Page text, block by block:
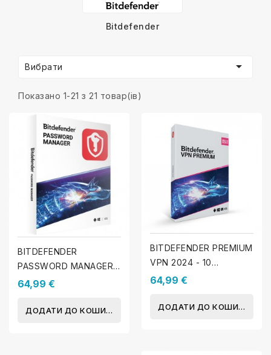
Bitdefender
Вибрати 
Показано 1-21 з 21 товар(ів)
BITDEFENDER
PASSWORD MANAGER
2026
64,99 €
ДОДАТИ ДО КОШИКА
BITDEFENDER PREMIUM
VPN 2024 - 10
пристроїв - 1 Рік
64,99 €
ДОДАТИ ДО КОШИКА